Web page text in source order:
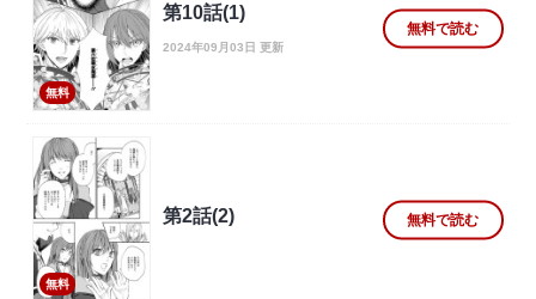
無料
第10話(1)
2024年09月03日 更新
無料で読む
無料
第2話(2) 無料で読む